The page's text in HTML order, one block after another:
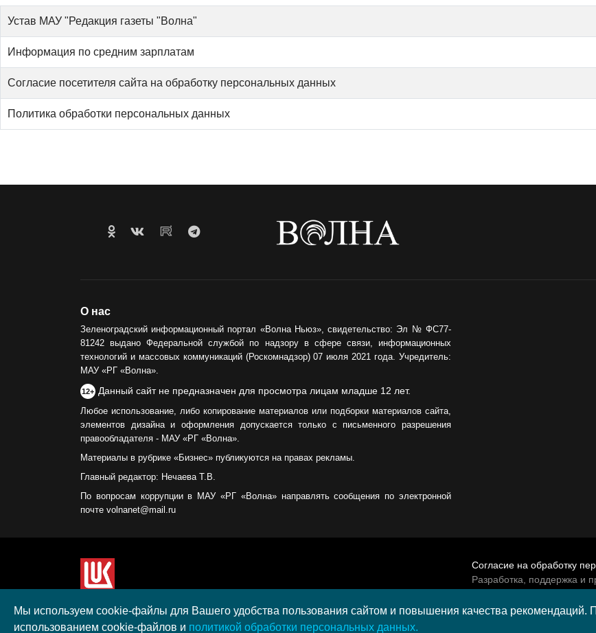
Устав МАУ "Редакция газеты "Волна"
Информация по средним зарплатам
Согласие посетителя сайта на обработку персональных данных
Политика обработки персональных данных
О нас
Зеленоградский информационный портал «Волна Ньюз», свидетельство: Эл № ФС77-
81242 выдано Федеральной службой по надзору в сфере связи, информационных
технологий и массовых коммуникаций (Роскомнадзор) 07 июля 2021 года. Учредитель:
МАУ «РГ «Волна».
12+ Данный сайт не предназначен для просмотра лицам младше 12 лет.
Любое использование, либо копирование материалов или подборки материалов сайта,
элементов дизайна и оформления допускается только с письменного разрешения
правообладателя - МАУ «РГ «Волна».
Материалы в рубрике «Бизнес» публикуются на правах рекламы.
Главный редактор: Нечаева Т.В.
По вопросам коррупции в МАУ «РГ «Волна» направлять сообщения по электронной
почте volnanet@mail.ru
Сайт создан при поддержке ООО "ЛУКОЙЛ-КМН" на средства гранта,
полученного в рамках XIII Конкурса социальных и культурных проектов ПАО
Согласие на обработку
Разработка, поддержка и
Мы используем cookie-файлы для Вашего удобства пользования сайтом и повышения качества рекомендаций.
использованием cookie-файлов и политикой обработки персональных данных.